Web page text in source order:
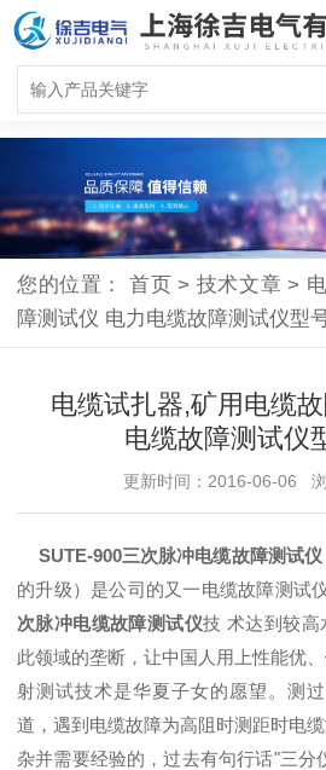
您的位置：首页 > 技术文章 >
障测试仪 电力电缆故障测试仪型
电缆试扎器,矿用电缆
电缆故障测试仪
更新时间：2016-06-06
SUTE-900三次脉冲电缆故障测试仪
的升级）是公司的又一电缆故障测试
次脉冲电缆故障测试仪技 术达到较高
此领域的垄断，让中国人用上性能优
射测试技术是华夏子女的愿望。测
道，遇到电缆故障为高阻时测距时电
杂并需要经验的，过去有句行话"三分